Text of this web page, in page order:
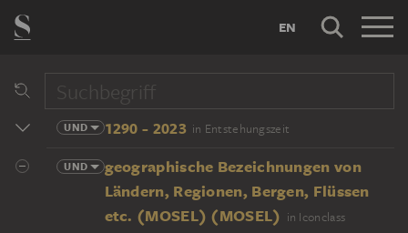
EN
UND 1290 - 2023 in Entstehungszeit
UND
geographische Bezeichnungen von
Ländern, Regionen, Bergen, Flüssen
etc. (MOSEL) (MOSEL) in Iconclass